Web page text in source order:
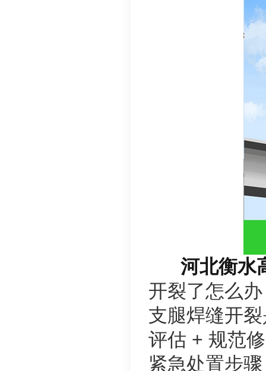
河北衡水
开裂了怎么办
支腿焊缝开
评估 + 规范
紧急处置步骤